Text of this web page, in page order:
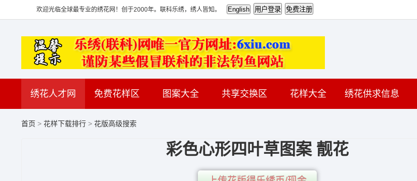
欢迎光临全球最专业的绣花网！创于2000年。联科乐绣，绣人皆知。
绣花人才网 免费花样区 图案大全 共享交换区 花样大全 绣花供求信息
首页 > 花样下载排行 > 花版高级搜索
彩色心形四叶草图案 靓花